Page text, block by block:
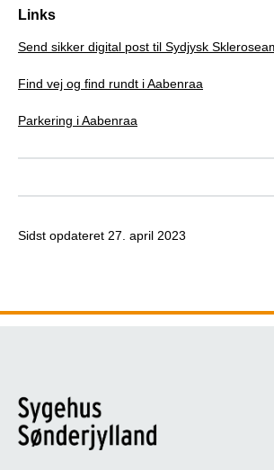
Links
Send sikker digital post til Sydjysk
Find vej og find rundt i Aabenraa
Parkering i Aabenraa
Sidst opdateret 27. april 2023